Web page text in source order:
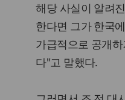
해당 사실이 알려
한다면 그가 한국
가급적으로 공개
다"고 말했다.